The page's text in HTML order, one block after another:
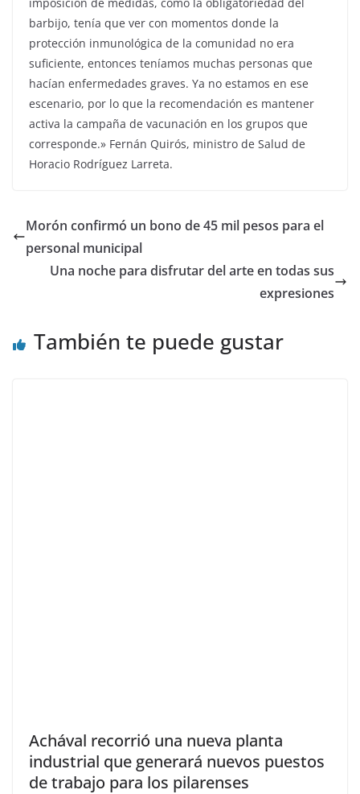
barbijo, tenía que ver con momentos donde la
protección inmunológica de la comunidad no era
suficiente, entonces teníamos muchas personas que
hacían enfermedades graves. Ya no estamos en ese
escenario, por lo que la recomendación es mantener
activa la campaña de vacunación en los grupos que
corresponde.» Fernán Quirós, ministro de Salud de
Horacio Rodríguez Larreta.
Morón confirmó un bono de 45 mil pesos para el
personal municipal
Una noche para disfrutar del arte en todas sus
expresiones
También te puede gustar
Achával recorrió una nueva planta
industrial que generará nuevos puestos
de trabajo para los pilarenses